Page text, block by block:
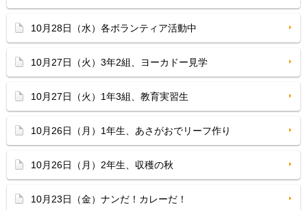
10月28日（水）各ボランティア活動中
10月27日（火）3年2組、ヨーカドー見学
10月27日（火）1年3組、教育実習生
10月26日（月）1年生、あさがおでリーフ作り
10月26日（月）2年生、収穫の秋
10月23日（金）ナンだ！カレーだ！